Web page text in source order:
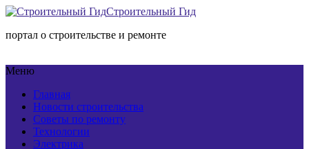
Строительный Гид
портал о строительстве и ремонте
Меню
Главная
Новости строительства
Советы по ремонту
Технологии
Электрика